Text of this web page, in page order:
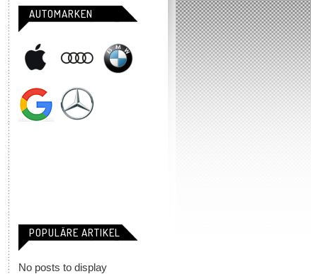
AUTOMARKEN
POPULÄRE ARTIKEL
No posts to display